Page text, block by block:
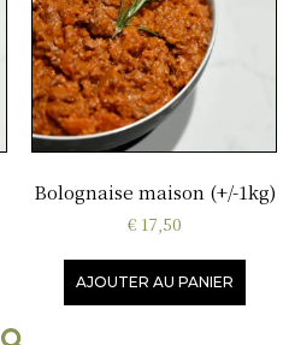
Bolognaise maison (+/-1kg)
€17,50
AJOUTER AU PANIER